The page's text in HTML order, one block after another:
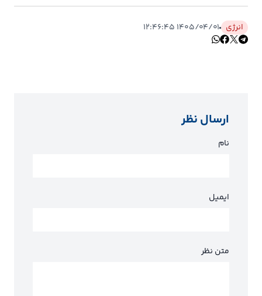
شناور
انرژی ۱۴۰۵/۰۴/۰۱ ۱۲:۴۶:۴۵
ارسال نظر
نام
ایمیل
متن نظر